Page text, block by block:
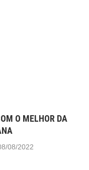
O MELHOR DA
08/2022